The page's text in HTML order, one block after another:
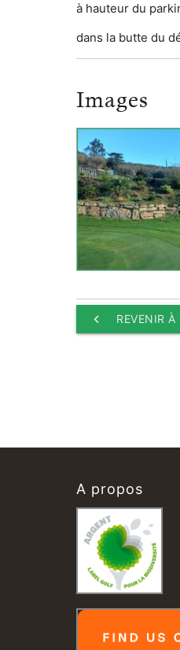
à hauteur du
dans la butte du
Images
keyboard_arrow_left REVENIR
A propos